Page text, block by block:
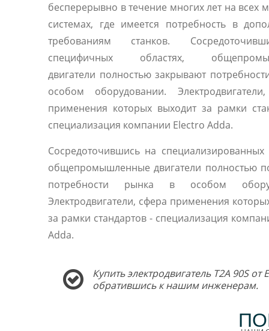
бесперерывно в течение многих лет на всех
системах, где имеется потребность в
требованиям станков.
специфичных областях,
двигатели полностью закрывают
особом оборудовании.
применения которых выходит за рамки
специализация компании Electro Adda.
Сосредоточившись на специализированных
общепромышленные двигатели полностью
потребности рынка в особом
Электродвигатели, сфера применения
за рамки стандартов - специализация
Adda.
Купить электродвигатель T2A 90S
обратившись к нашим инженерам.